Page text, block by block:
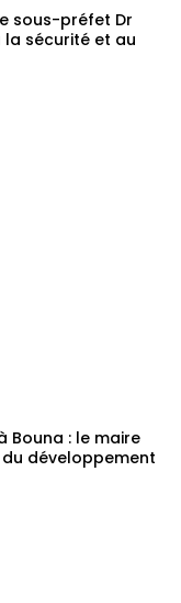
sous-préfet Dr
la sécurité et au
Bouna : le maire
développement